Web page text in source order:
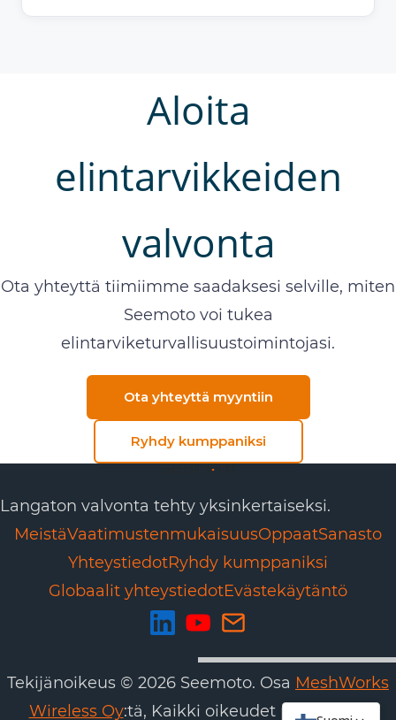
Aloita
elintarvikkeiden
valvonta
Ota yhteyttä tiimiimme saadaksesi selville, miten
Seemoto voi tukea
elintarviketurvallisuustoimintojasi.
Ota yhteyttä myyntiin
Ryhdy kumppaniksi
Langaton valvonta tehty yksinkertaiseksi.
MeistäVaatimustenmukaisuusOppaatSanasto
YhteystiedotRyhdy kumppaniksi
Globaalit yhteystiedotEvästekäytäntö
Tekijänoikeus © 2026 Seemoto. Osa MeshWorks
Wireless Oy:tä, Kaikki oikeudet pidätetään